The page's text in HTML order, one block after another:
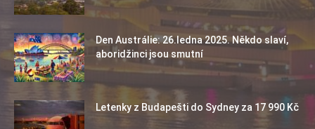
Den Austrálie: 26.ledna 2025. Někdo slaví,
aboridžinci jsou smutní
Letenky z Budapešti do Sydney za 17 990 Kč